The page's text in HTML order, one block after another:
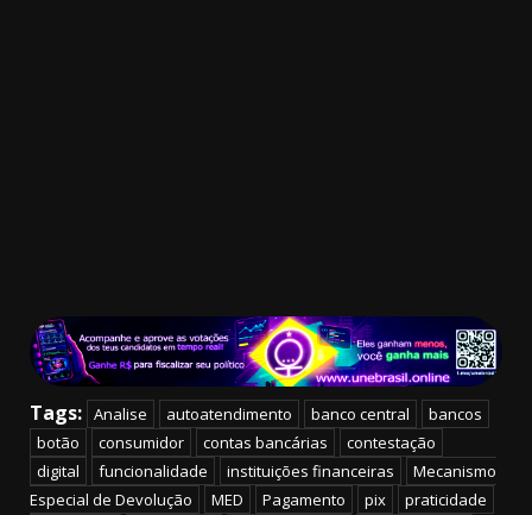
Tags: Analise autoatendimento banco central
bancos
botão
consumidor contas bancárias
contestação
digital
funcionalidade instituições financeiras
Mecanismo
Especial de Devolução
MED Pagamento pix
praticidade